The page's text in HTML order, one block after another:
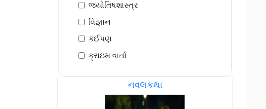
જ્યોતિષશાસ્ત્ર
વિજ્ઞાન
કંઈપણ
ક્રાઇમ વાર્તા
નવલકથા